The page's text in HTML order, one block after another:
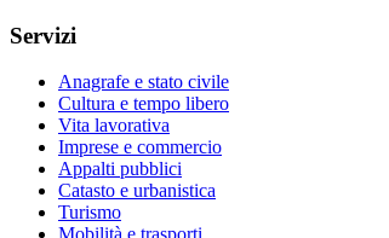
Servizi
Anagrafe e stato civile
Cultura e tempo libero
Vita lavorativa
Imprese e commercio
Appalti pubblici
Catasto e urbanistica
Turismo